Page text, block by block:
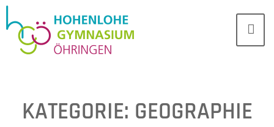
KATEGORIE: GEOGRAPHIE